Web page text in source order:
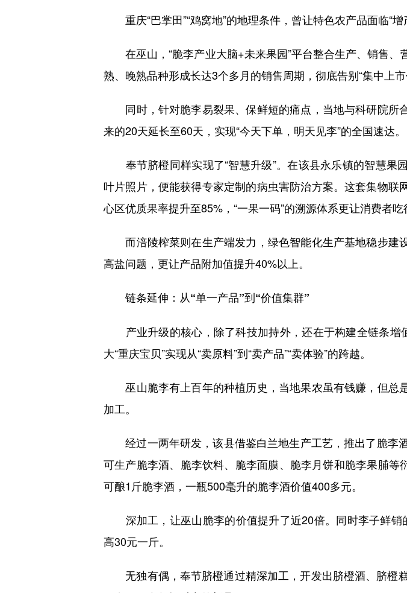
重庆“巴掌田”“鸡窝地”的地理条件，曾让特色农产品面临“
在巫山，“脆李产业大脑+未来果园”平台整合生产、销售、
熟、晚熟品种形成长达3个多月的销售周期，彻底告别“集中上市
同时，针对脆李易裂果、保鲜短的痛点，当地与科研院所
来的20天延长至60天，实现“今天下单，明天见李”的全国速达。
奉节脐橙同样实现了“智慧升级”。在该县永乐镇的智慧果
叶片照片，便能获得专家定制的病虫害防治方案。这套集物
心区优质果率提升至85%，“一果一码”的溯源体系更让消费者吃
而涪陵榨菜则在生产端发力，绿色智能化生产基地稳步建
高盐问题，更让产品附加值提升40%以上。
链条延伸：从“单一产品”到“价值集群”
产业升级的核心，除了科技加持外，还在于构建全链条增
大“重庆宝贝”实现从“卖原料”到“卖产品”“卖体验”的跨越。
巫山脆李有上百年的种植历史，当地果农虽有钱赚，但总
加工。
经过一两年研发，该县借鉴白兰地生产工艺，推出了脆李
可生产脆李酒、脆李饮料、脆李面膜、脆李月饼和脆李果脯等
可酿1斤脆李酒，一瓶500毫升的脆李酒价值400多元。
深加工，让巫山脆李的价值提升了近20倍。同时李子鲜销
高30元一斤。
无独有偶，奉节脐橙通过精深加工，开发出脐橙酒、脐橙